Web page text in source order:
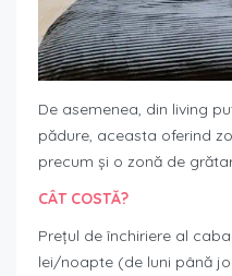
De asemenea, din living
pădure, aceasta oferind
precum și o zonă de
CÂT COSTĂ?
Prețul de închiriere al
lei/noapte (de luni până